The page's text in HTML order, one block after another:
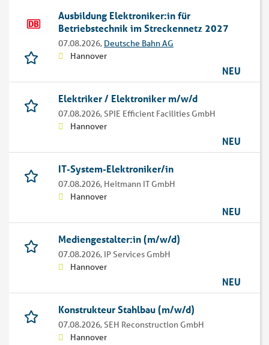
Ausbildung Elektroniker:in für
Betriebstechnik im Streckennetz 2027
07.08.2026, Deutsche Bahn AG
Hannover
NEU
Elektriker / Elektroniker m/w/d
07.08.2026,SPIE Efficient Facilities GmbH
Hannover
NEU
IT-System-Elektroniker/in
07.08.2026, Heitmann IT GmbH
Hannover
NEU
Mediengestalter:in (m/w/d)
07.08.2026, IP Services GmbH
Hannover
NEU
Konstrukteur Stahlbau (m/w/d)
07.08.2026,SEH Reconstruction GmbH
Hannover